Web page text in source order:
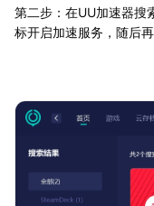
第二步：在UU加速器搜
标开启加速服务，随后